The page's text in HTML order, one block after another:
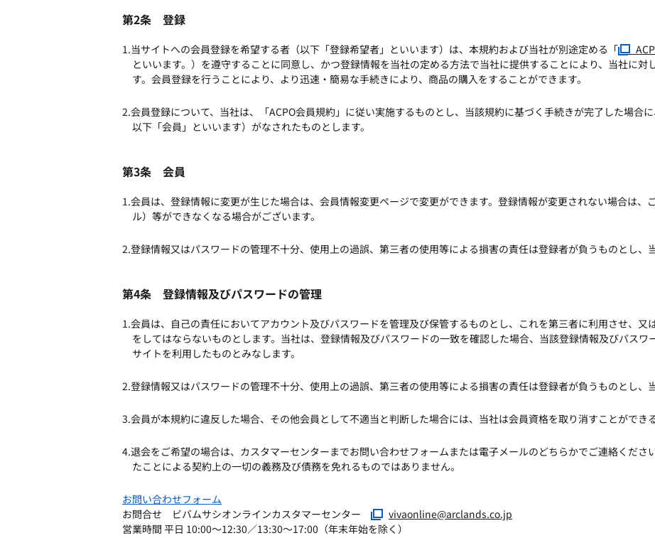
第2条 登録
1.当サイトへの会員登録を希望する者（以下「登録希望者」といいます）は、本規約および当社が別途定める「
といいます。）を遵守することに同意し、かつ登録情報を当社の定める方法で当社に提供することにより、当社に対
す。会員登録を行うことにより、より迅速・簡易な手続きにより、商品の購入をすることができます。
2.会員登録について、当社は、「ACPO会員規約」に従い実施するものとし、当該規約に基づく手続きが完了した場合
以下「会員」といいます）がなされたものとします。
第3条 会員
1.会員は、登録情報に変更が生じた場合は、会員情報変更ページで変更ができます。登録情報が変更されない場合は、
ル）等ができなくなる場合がございます。
2.登録情報又はパスワードの管理不十分、使用上の過誤、第三者の使用等による損害の責任は登録者が負うものとし、
第4条 登録情報及びパスワードの管理
1.会員は、自己の責任においてアカウント及びパスワードを管理及び保管するものとし、これを第三者に利用させ、又
をしてはならないものとします。当社は、登録情報及びパスワードの一致を確認した場合、当該登録情報及びパス
サイトを利用したものとみなします。
2.登録情報又はパスワードの管理不十分、使用上の過誤、第三者の使用等による損害の責任は登録者が負うものとし、
3.会員が本規約に違反した場合、その他会員として不適当と判断した場合には、当社は会員資格を取り消すことができ
4.退会をご希望の場合は、カスタマーセンターまでお問い合わせフォームまたは電子メールのどちらかでご連絡くださ
たことによる契約上の一切の義務及び債務を免れるものではありません。
お問い合わせフォーム
お問合せ ビバムサシオンラインカスタマーセンター
vivaonline@arclands.co.jp
営業時間 平日 10:00〜12:30／13:30〜17:00（年末年始を除く）